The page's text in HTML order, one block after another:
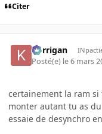
Citer
korrigan
Posté(e) le 6 mars
certainement la ram si
monter autant tu as
essaie de desynchro